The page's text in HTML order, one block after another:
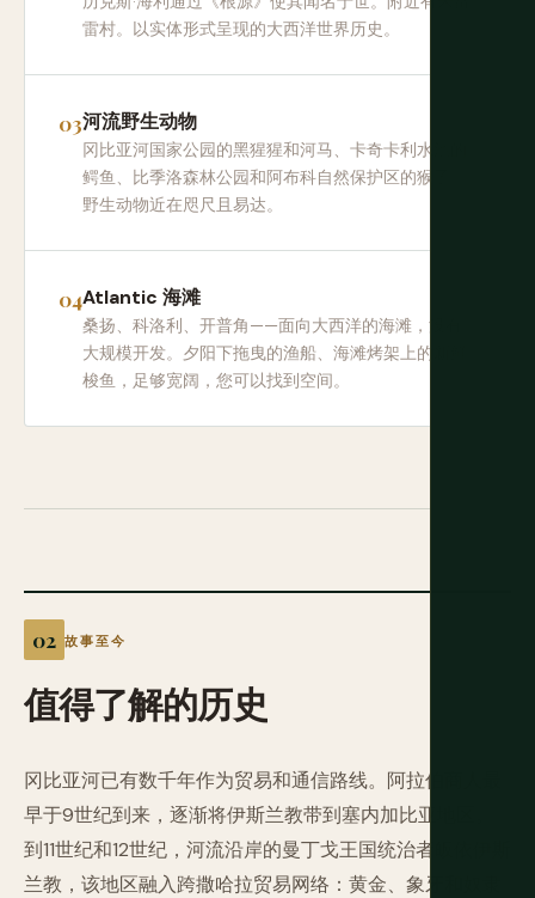
雷村。以实体形式呈现的大西洋世界历史。
河流野生动物
冈比亚河国家公园的黑猩猩和河马、卡奇卡利水池的
鳄鱼、比季洛森林公园和阿布科自然保护区的猴子。
野生动物近在咫尺且易达。
Atlantic 海滩
桑扬、科洛利、开普角——面向大西洋的海滩，没有
大规模开发。夕阳下拖曳的渔船、海滩烤架上的新鲜
梭鱼，足够宽阔，您可以找到空间。
故事至今
值得了解的历史
冈比亚河已有数千年作为贸易和通信路线。阿拉伯商人最
早于9世纪到来，逐渐将伊斯兰教带到塞内加比亚地区。
到11世纪和12世纪，河流沿岸的曼丁戈王国统治者皈依伊斯
兰教，该地区融入跨撒哈拉贸易网络：黄金、象牙和奴隶